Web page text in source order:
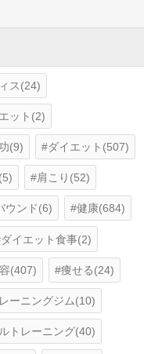
ス(24)
ット(2)
(9) ダイエット(507)
肩こり(52)
ウンド(6) 健康(684)
ダイエット食事(2)
(407) 痩せる(24)
ーニングジム(10)
トレーニング(40)